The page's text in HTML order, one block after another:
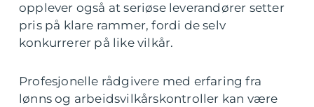
opplever også at seriøse leverandører setter
pris på klare rammer, fordi de selv
konkurrerer på like vilkår.
Profesjonelle rådgivere med erfaring fra
lønns og arbeidsvilkårskontroller kan være